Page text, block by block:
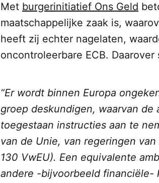
Met burgerinitiatief Ons Geld
maatschappelijke zaak is,
heeft zij echter nagelaten,
oncontroleerbare ECB.
“Er wordt binnen Europa
groep deskundigen, waarvan
toegestaan instructies aan te
van de Unie, van regeringen
130 VwEU). Een equivalente
andere -bijvoorbeeld